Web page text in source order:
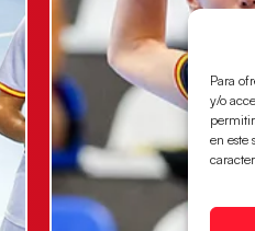
Para
y/o
en este